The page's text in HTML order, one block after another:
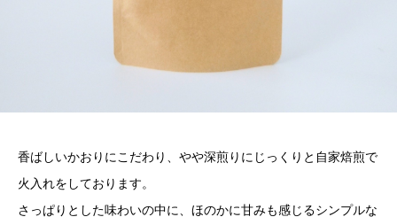
香ばしいかおりにこだわり、やや深煎りにじっくりと自家焙煎で
火入れをしております。
さっぱりとした味わいの中に、ほのかに甘みも感じるシンプルな